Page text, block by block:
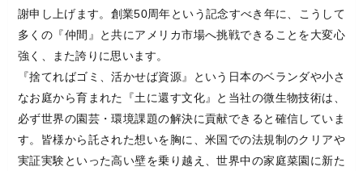
謝申し上げます。創業50周年という記念すべき年に、こうして
多くの『仲間』と共にアメリカ市場へ挑戦できることを大変心
強く、また誇りに思います。
『捨てればゴミ、活かせば資源』という日本のベランダや小さ
なお庭から育まれた『土に還す文化』と当社の微生物技術は、
必ず世界の園芸・環境課題の解決に貢献できると確信していま
す。皆様から託された想いを胸に、米国での法規制のクリアや
実証実験といった高い壁を乗り越え、世界中の家庭菜園に新た